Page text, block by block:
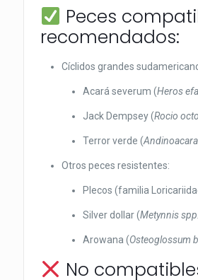
Peces
recomendados:
Cíclidos grandes
Acará severum (Heros
Jack Dempsey (Rocio
Terror verde (
Otros peces resistentes:
Plecos (familia
Silver dollar (Metynnis spp.
Arowana (Osteoglossum
No